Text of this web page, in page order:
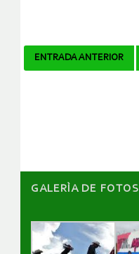
Navegador
ENTRADA ANTERIOR
GALERÌA DE FOTOS